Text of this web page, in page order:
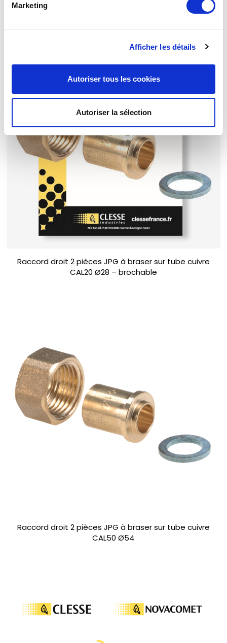
Marketing
Afficher les détails
Autoriser tous les cookies
Autoriser la sélection
Raccord droit 2 pièces JPG à braser sur tube cuivre
CAL20 Ø28 – brochable
Raccord droit 2 pièces JPG à braser sur tube cuivre
CAL50 Ø54